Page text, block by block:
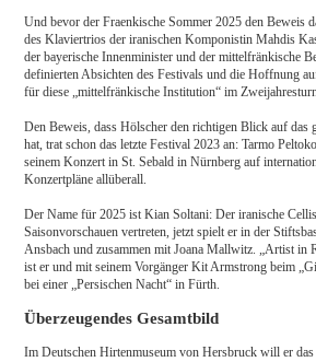
Und bevor der Fraenkische Sommer 2025 den Beweis
des Klaviertrios der iranischen Komponistin Mahdis
der bayerische Innenminister und der mittelfränkische
definierten Absichten des Festivals und die Hoffnung
für diese „mittelfränkische Institution“ im
Den Beweis, dass Hölscher den richtigen Blick auf das
hat, trat schon das letzte Festival 2023 an: Tarmo
seinem Konzert in St. Sebald in Nürnberg auf
Konzertpläne allüberall.
Der Name für 2025 ist Kian Soltani: Der iranische
Saisonvorschauen vertreten, jetzt spielt er in der
Ansbach und zusammen mit Joana Mallwitz. „Artist in
ist er und mit seinem Vorgänger Kit Armstrong beim
bei einer „Persischen Nacht“ in Fürth.
Überzeugendes Gesamtbild
Im Deutschen Hirtenmuseum von Hersbruck will er